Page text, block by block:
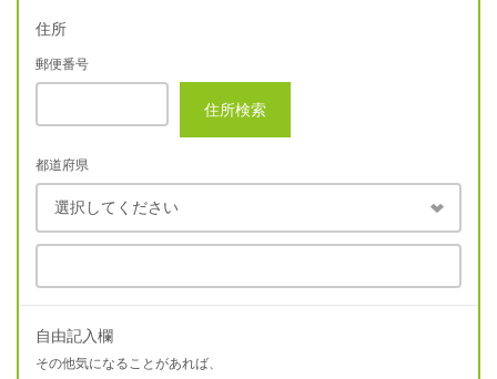
住所
郵便番号
住所検索
都道府県
自由記入欄
その他気になることがあれば、